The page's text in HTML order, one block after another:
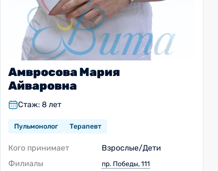
Амвросова Мария
Айваровна
Стаж: 8 лет
Пульмонолог Терапевт
Кого принимает
Взрослые/Дети
Филиалы
пр. Победы, 111